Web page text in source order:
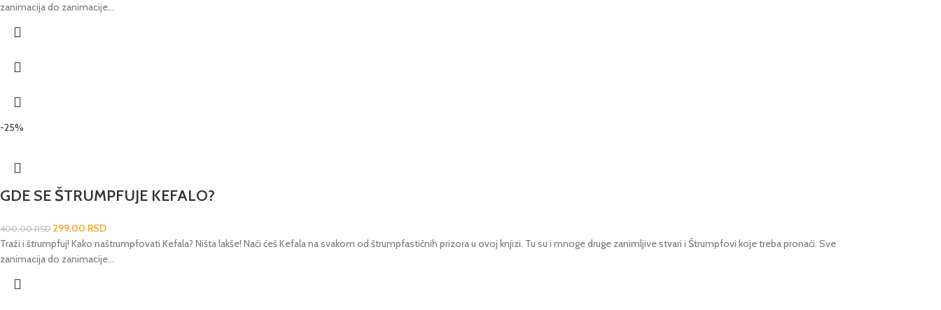
zanimacija do zanimacije...
-25%
GDE SE ŠTRUMPFUJE KEFALO?
400,00RSD 299,00 RSD
Traži i štrumpfuj! Kako naštrumpfovati Kefala? Ništa lakše! Naći ćeš Kefala na svakom od štrumpfastičnih prizora u ovoj knjizi. Tu su i mnoge druge zanimljive stvari i Štrumpfovi koje treba pronaći. Sve
zanimacija do zanimacije...